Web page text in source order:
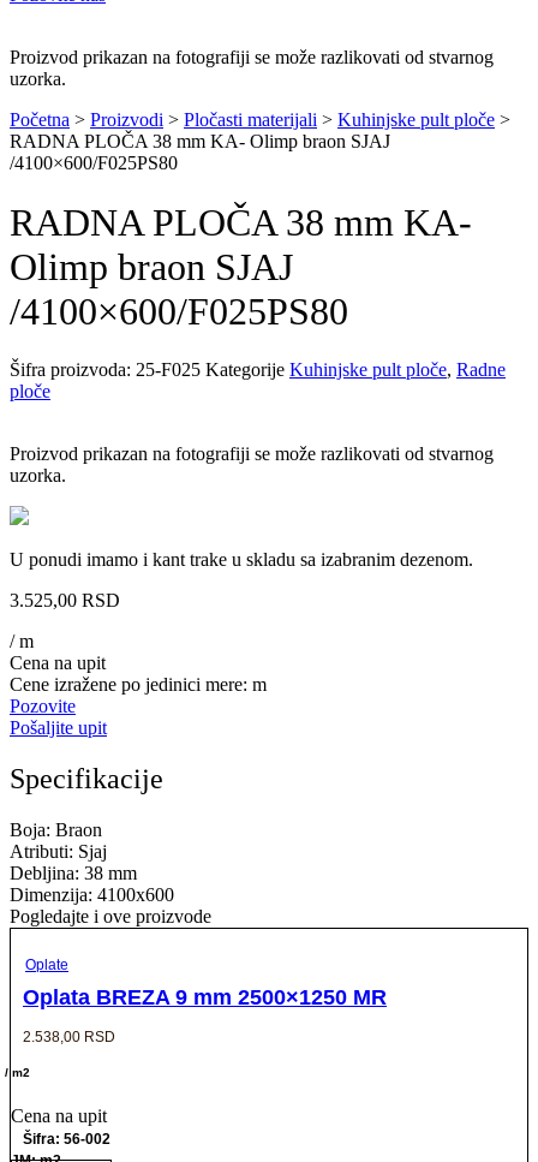
Proizvod prikazan na fotografiji se može razlikovati od stvarnog
uzorka.
Početna > Proizvodi > Pločasti materijali > Kuhinjske pult ploče >
RADNA PLOČA 38 mm KA- Olimp braon SJAJ
/4100×600/F025PS80
RADNA PLOČA 38 mm KA-
Olimp braon SJAJ
/4100×600/F025PS80
Šifra proizvoda: 25-F025 Kategorije Kuhinjske pult ploče, Radne
ploče
Proizvod prikazan na fotografiji se može razlikovati od stvarnog
uzorka.
U ponudi imamo i kant trake u skladu sa izabranim dezenom.
3.525,00 RSD
/ m
Cena na upit
Cene izražene po jedinici mere: m
Pozovite
Pošaljite upit
Specifikacije
Boja: Braon
Atributi: Sjaj
Debljina: 38 mm
Dimenzija: 4100x600
Pogledajte i ove proizvode
Oplate
Oplata BREZA 9 mm 2500×1250 MR
2.538,00 RSD
/ m2
Cena na upit
Šifra: 56-002